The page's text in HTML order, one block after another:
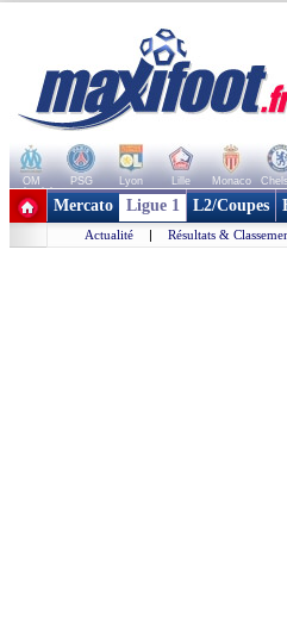
OM PSG Lyon Lille Monaco
+ de clubs
Mercato Ligue 1 L2/Coupes
Actualité | Résultats &